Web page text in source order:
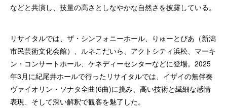
などと共演し、技量の高さとしなやかな自然さを披露している。
リサイタルでは、ザ・シンフォニーホール、りゅーとぴあ（新潟
市民芸術文化会館）、ルネこだいら、アクトシティ浜松、マーキ
ン・コンサートホール、ケネディーセンターなどに登場。2025
年3月に紀尾井ホールで行ったリサイタルでは、イザイの無伴奏
ヴァイオリン・ソナタ全曲(6曲)に挑み、高い技術と繊細な感情
表現、そして深い解釈で観客を魅了した。